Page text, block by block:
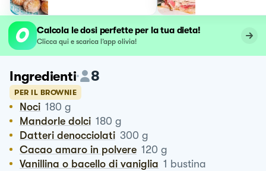
Calcola le dosi perfette per la tua dieta!
Clicca qui e scarica l’app olivia!
Ingredienti 8
PER IL BROWNIE
Noci 180 g
Mandorle dolci 180 g
Datteri denocciolati 300 g
Cacao amaro in polvere 120 g
Vanillina o bacello di vaniglia 1 bustina